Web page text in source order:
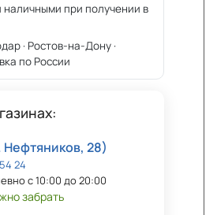
при получении в
· Ростов-на-Дону ·
по России
28)
24
с 10:00 до 20:00
забрать